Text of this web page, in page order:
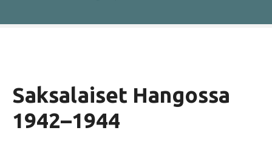
e
Saksalaiset Hangossa
1942–1944